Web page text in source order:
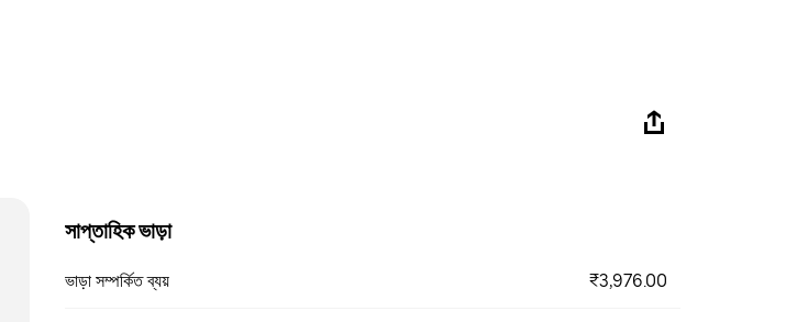
সাপ্তাহিক ভাড়া
ভাড়া সম্পর্কিত ব্যয় ₹3,976.00